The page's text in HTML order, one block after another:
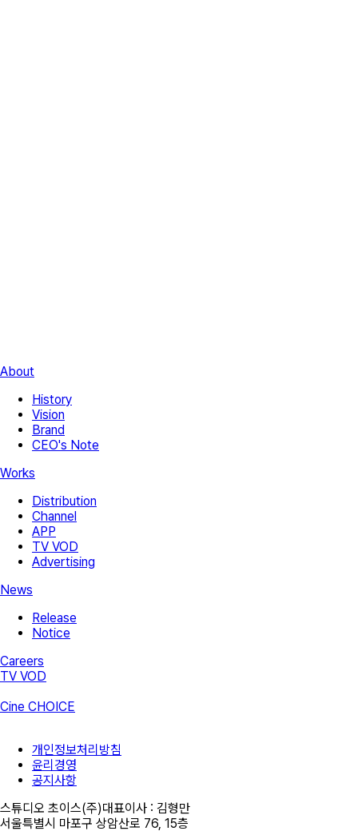
About
History
Vision
Brand
CEO's Note
Works
Distribution
Channel
APP
TV VOD
Advertising
News
Release
Notice
Careers
TV VOD
Cine CHOICE
개인정보처리방침
윤리경영
공지사항
스튜디오 초이스(주)대표이사 : 김형만
서울특별시 마포구 상암산로 76, 15층